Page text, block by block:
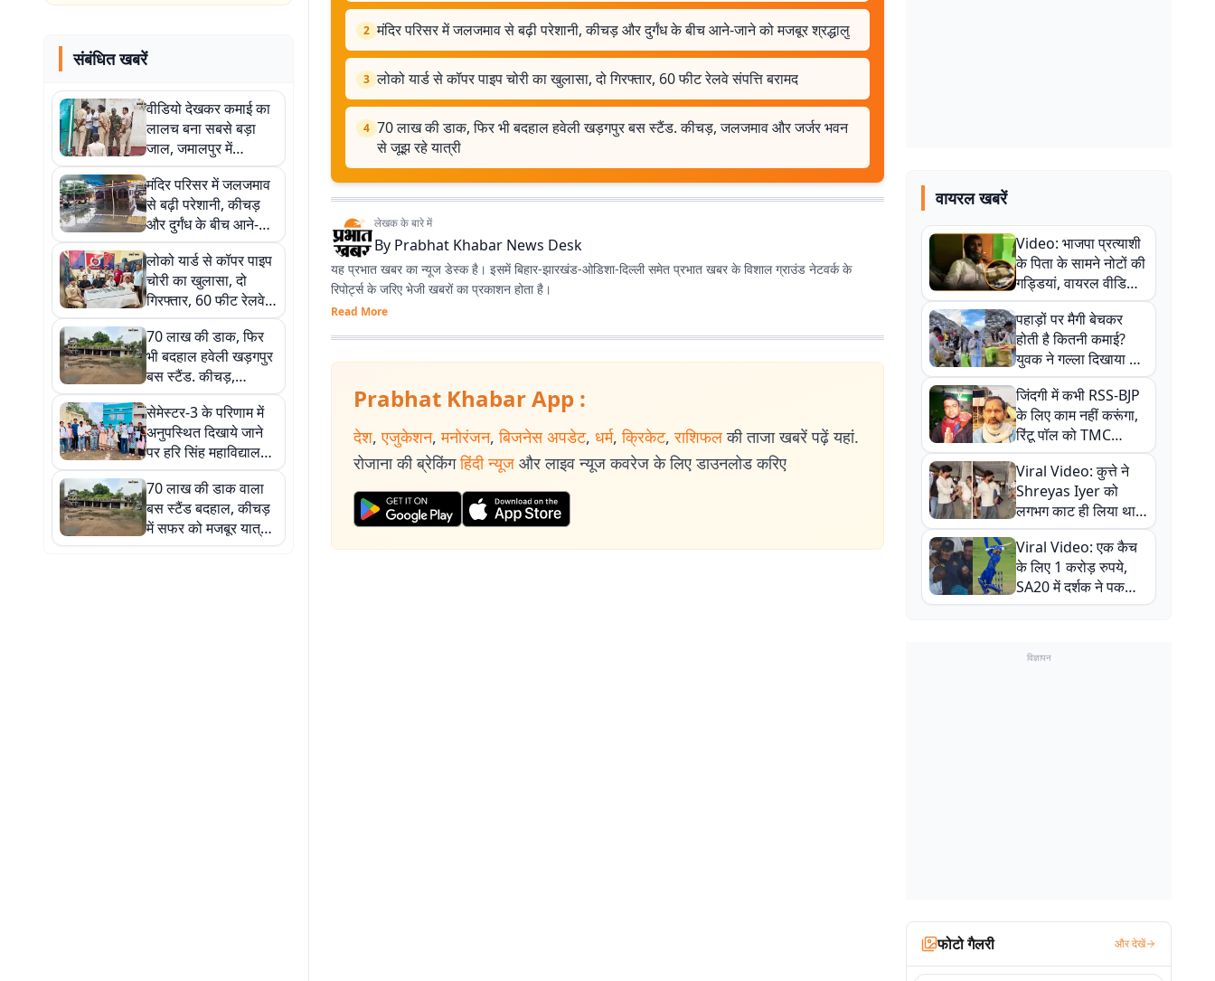
संबंधित खबरें
वीडियो देखकर कमाई का
लालच बना सबसे बड़ा
जाल, जमालपुर में
जॉलीवुड कंपनी के चार
ठिकानों पर ED का एक्शन
मंदिर परिसर में जलजमाव
से बढ़ी परेशानी, कीचड़
और दुर्गंध के बीच आने-
जाने को मजबूर श्रद्धालु
लोको यार्ड से कॉपर पाइप
चोरी का खुलासा, दो
गिरफ्तार, 60 फीट रेलवे
संपत्ति बरामद
70 लाख की डाक, फिर
भी बदहाल हवेली खड़गपुर
बस स्टैंड. कीचड़,
जलजमाव और जर्जर भवन
से जूझ रहे यात्री
सेमेस्टर-3 के परिणाम में
अनुपस्थित दिखाये जाने
पर हरि सिंह महाविद्यालय
के छात्रों का प्रदर्शन
70 लाख की डाक वाला
बस स्टैंड बदहाल, कीचड़
में सफर को मजबूर यात्री,
सुविधाओं के नाम पर सिर्फ
2 मंदिर परिसर में जलजमाव से बढ़ी परेशानी, कीचड़ और दुर्गंध के बीच आने-जाने को मजबूर श्रद्धालु
3 लोको यार्ड से कॉपर पाइप चोरी का खुलासा, दो गिरफ्तार, 60 फीट रेलवे संपत्ति बरामद
4 70 लाख की डाक, फिर भी बदहाल हवेली खड़गपुर बस स्टैंड. कीचड़, जलजमाव और जर्जर भवन
से जूझ रहे यात्री
लेखक के बारे में
By Prabhat Khabar News Desk
यह प्रभात खबर का न्यूज डेस्क है। इसमें बिहार-झारखंड-ओडिशा-दिल्‍ली समेत प्रभात खबर के विशाल ग्राउंड नेटवर्क के
रिपोर्ट्स के जरिए भेजी खबरों का प्रकाशन होता है।
Read More
Prabhat Khabar App :
देश, एजुकेशन, मनोरंजन, बिजनेस अपडेट, धर्म, क्रिकेट, राशिफल की ताजा खबरें पढ़ें यहां.
रोजाना की ब्रेकिंग हिंदी न्यूज और लाइव न्यूज कवरेज के लिए डाउनलोड करिए
वायरल खबरें
Video: भाजपा प्रत्याशी
के पिता के सामने नोटों की
गड्डियां, वायरल वीडियो
से राजनीति में उबाल,
अजित महतो बोले- TMC
की गंदी चाल
पहाड़ों पर मैगी बेचकर
होती है कितनी कमाई?
युवक ने गल्ला दिखाया तो
नौकरी वालों के खड़े हो गए
कान
जिंदगी में कभी RSS-BJP
के लिए काम नहीं करूंगा,
रिंटू पॉल को TMC
ऑफिस में ले जाकर पीटा,
Video वायरल
Viral Video: कुत्ते ने
Shreyas Iyer को
लगभग काट ही लिया था,
न्यूजीलैंड सीरीज से पहले
बाल-बाल बचे
Viral Video: एक कैच
के लिए 1 करोड़ रुपये,
SA20 में दर्शक ने पकड़ा
एक हाथ से गजब का कैच
विज्ञापन
फोटो गैलरी और देखें